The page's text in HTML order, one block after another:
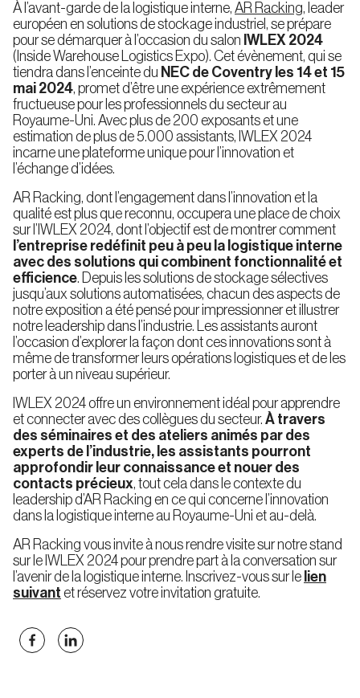
Rayonnage
à
Couloirs
Étroits
Rayonnage
à
Double
Profondeur
Palettier
Mobile
Navettes
pour
Palettes
Rayonnages
Dynamiques
Rayonnages
Push-
Back
(LIFO)
Rayonnages
pour
Caisses
Entrepôts
Automatisés
pour
Caisses
Miniload
Stockage
Automatisé
Pharmacie
et
cosmétique
Produits
Chimiques
Textile et
Fashion
Retail
Durabilité
Travailler
avec
nous
Actualités Blog
Contrôle
technique
Ingénierie
de
Projets
À l’avant-garde de la logistique interne, AR Racking, leader
européen en solutions de stockage industriel, se prépare
pour se démarquer à l’occasion du salon IWLEX 2024
(Inside Warehouse Logistics Expo). Cet évènement, qui se
tiendra dans l’enceinte du NEC de Coventry les 14 et 15
mai 2024, promet d’être une expérience extrêmement
fructueuse pour les professionnels du secteur au
Royaume-Uni. Avec plus de 200 exposants et une
estimation de plus de 5.000 assistants, IWLEX 2024
incarne une plateforme unique pour l’innovation et
l’échange d’idées.
AR Racking, dont l’engagement dans l’innovation et la
qualité est plus que reconnu, occupera une place de choix
sur l’IWLEX 2024, dont l’objectif est de montrer comment
l’entreprise redéfinit peu à peu la logistique interne
avec des solutions qui combinent fonctionnalité et
efficience. Depuis les solutions de stockage sélectives
jusqu’aux solutions automatisées, chacun des aspects de
notre exposition a été pensé pour impressionner et illustrer
notre leadership dans l’industrie. Les assistants auront
l’occasion d’explorer la façon dont ces innovations sont à
même de transformer leurs opérations logistiques et de les
porter à un niveau supérieur.
IWLEX 2024 offre un environnement idéal pour apprendre
et connecter avec des collègues du secteur. À travers
des séminaires et des ateliers animés par des
experts de l’industrie, les assistants pourront
approfondir leur connaissance et nouer des
contacts précieux, tout cela dans le contexte du
leadership d’AR Racking en ce qui concerne l’innovation
dans la logistique interne au Royaume-Uni et au-delà.
AR Racking vous invite à nous rendre visite sur notre stand
sur le IWLEX 2024 pour prendre part à la conversation sur
l’avenir de la logistique interne. Inscrivez-vous sur le lien
suivant et réservez votre invitation gratuite.